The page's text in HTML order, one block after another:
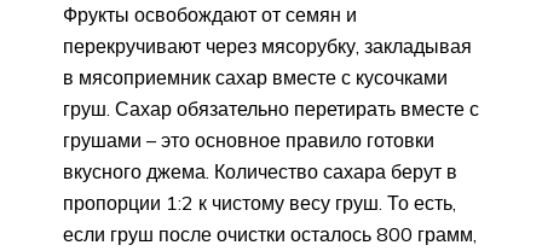
Фрукты освобождают от семян и
перекручивают через мясорубку, закладывая
в мясоприемник сахар вместе с кусочками
груш. Сахар обязательно перетирать вместе с
грушами – это основное правило готовки
вкусного джема. Количество сахара берут в
пропорции 1:2 к чистому весу груш. То есть,
если груш после очистки осталось 800 грамм,